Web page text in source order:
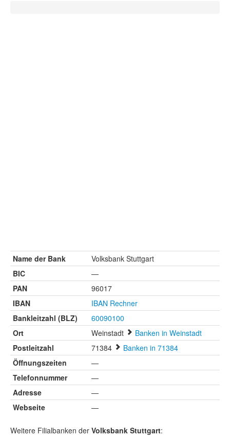
Name der Bank
Volksbank Stuttgart
BIC
—
PAN
96017
IBAN
IBAN Rechner
Bankleitzahl (BLZ)
60090100
Ort
Weinstadt
Banken in Weinstadt
Postleitzahl
71384
Banken in 71384
Öffnungszeiten
—
Telefonnummer
—
Adresse
—
Webseite
—
Weitere Filialbanken der Volksbank Stuttgart: